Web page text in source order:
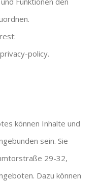
policy.
können Inhalte und
sein. Sie
29-32,
Dazu können